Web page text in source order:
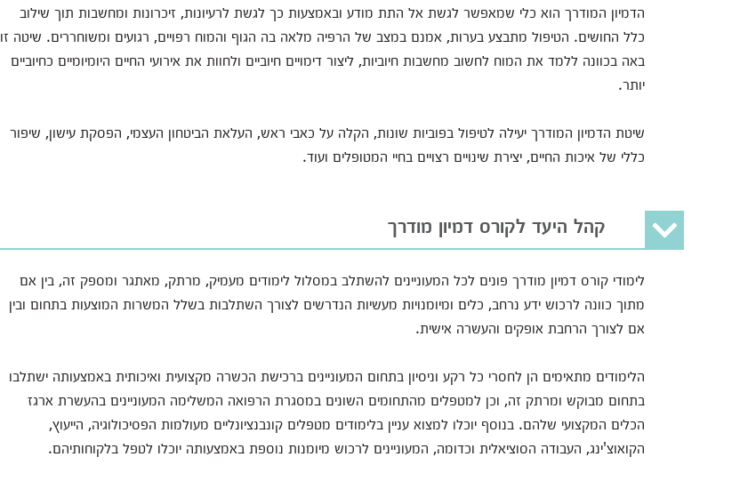
הדמיון המודרך הוא כלי שמאפשר לגשת אל התת מודע ובאמצעות כך לגשת לרעיונות, זיכרונות ומחשבות תוך שילוב
כלל החושים. הטיפול מתבצע בערות, אמנם במצב של הרפיה מלאה בה הגוף והמוח רפויים, רגועים ומשוחררים. שיטה זו
באה בכוונה ללמד את המוח לחשוב מחשבות חיוביות, ליצור דימויים חיוביים ולחוות את אירועי החיים היומיומיים כחיוביים
יותר.
שיטת הדמיון המודרך יעילה לטיפול בפוביות שונות, הקלה על כאבי ראש, העלאת הביטחון העצמי, הפסקת עישון, שיפור
כללי של איכות החיים, יצירת שינויים רצויים בחיי המטופלים ועוד.
קהל היעד לקורס דמיון מודרך
לימודי קורס דמיון מודרך פונים לכל המעוניינים להשתלב במסלול לימודים מעמיק, מרתק, מאתגר ומספק זה, בין אם
מתוך כוונה לרכוש ידע נרחב, כלים ומיומנויות מעשיות הנדרשים לצורך השתלבות בשלל המשרות המוצעות בתחום ובין
אם לצורך הרחבת אופקים והעשרה אישית.
הלימודים מתאימים הן לחסרי כל רקע וניסיון בתחום המעוניינים ברכישת הכשרה מקצועית ואיכותית באמצעותה ישתלבו
בתחום מבוקש ומרתק זה, וכן למטפלים מהתחומים השונים במסגרת הרפואה המשלימה המעוניינים בהעשרת ארגז
הכלים המקצועי שלהם. בנוסף יוכלו למצוא עניין בלימודים מטפלים קונבנציונליים מעולמות הפסיכולוגיה, הייעוץ,
הקואוצ'ינג, העבודה הסוציאלית וכדומה, המעוניינים לרכוש מיומנות נוספת באמצעותה יוכלו לטפל בלקוחותיהם.